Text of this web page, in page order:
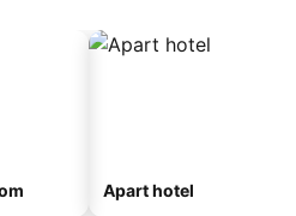
Apart hotel